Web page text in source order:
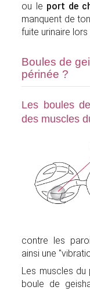
ou le port de
manquent de
fuite urinaire
Boules de
périnée ?
Les boules
des muscles
contre les
ainsi une
Les muscles
boule de